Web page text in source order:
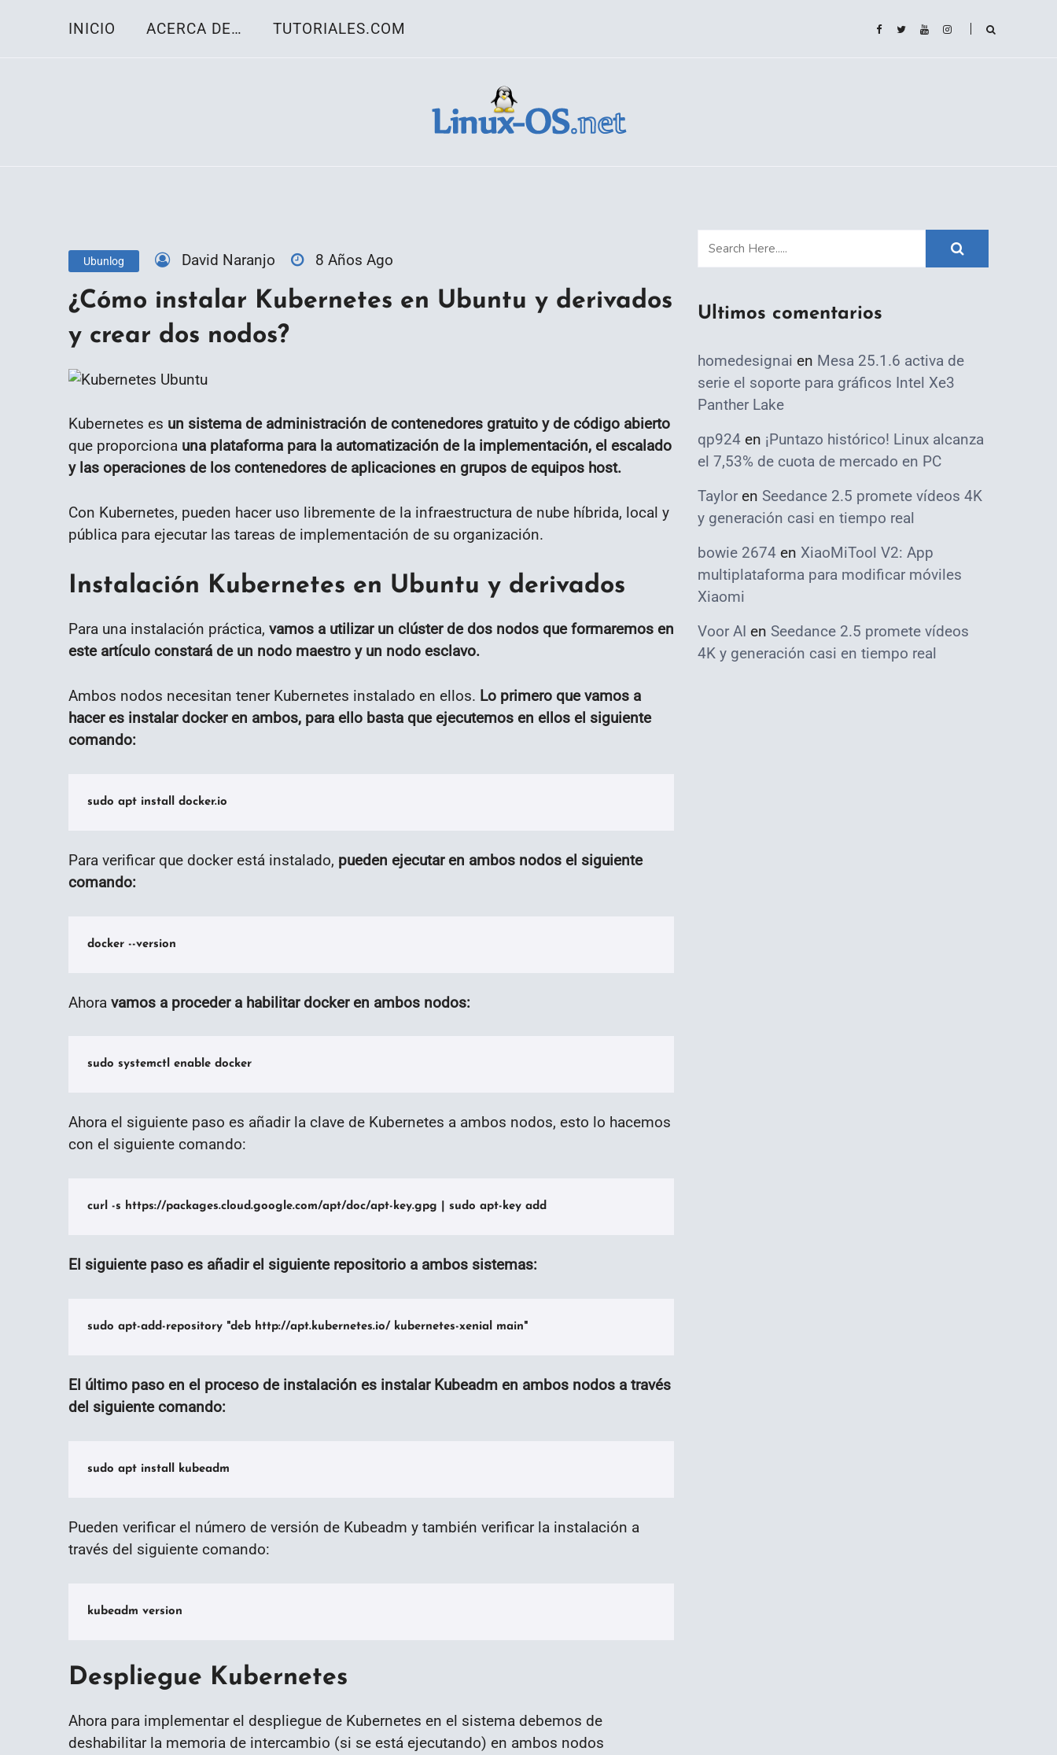
INICIO ACERCA DE… TUTORIALES.COM
Ubunlog David Naranjo 8 Años Ago
¿Cómo instalar Kubernetes en Ubuntu y derivados
y crear dos nodos?
Kubernetes es un sistema de administración de contenedores gratuito y de código abierto
que proporciona una plataforma para la automatización de la implementación, el escalado
y las operaciones de los contenedores de aplicaciones en grupos de equipos host.
Con Kubernetes, pueden hacer uso libremente de la infraestructura de nube híbrida, local y
pública para ejecutar las tareas de implementación de su organización.
Instalación Kubernetes en Ubuntu y derivados
Para una instalación práctica, vamos a utilizar un clúster de dos nodos que formaremos en
este artículo constará de un nodo maestro y un nodo esclavo.
Ambos nodos necesitan tener Kubernetes instalado en ellos. Lo primero que vamos a
hacer es instalar docker en ambos, para ello basta que ejecutemos en ellos el siguiente
comando:
sudo apt install docker.io
Para verificar que docker está instalado, pueden ejecutar en ambos nodos el siguiente
comando:
docker --version
Ahora vamos a proceder a habilitar docker en ambos nodos:
sudo systemctl enable docker
Ahora el siguiente paso es añadir la clave de Kubernetes a ambos nodos, esto lo hacemos
con el siguiente comando:
curl -s https://packages.cloud.google.com/apt/doc/apt-key.gpg | sudo apt-key add
El siguiente paso es añadir el siguiente repositorio a ambos sistemas:
sudo apt-add-repository "deb http://apt.kubernetes.io/ kubernetes-xenial main"
El último paso en el proceso de instalación es instalar Kubeadm en ambos nodos a través
del siguiente comando:
sudo apt install kubeadm
Pueden verificar el número de versión de Kubeadm y también verificar la instalación a
través del siguiente comando:
kubeadm version
Despliegue Kubernetes
Ahora para implementar el despliegue de Kubernetes en el sistema debemos de
deshabilitar la memoria de intercambio (si se está ejecutando) en ambos nodos
Ultimos comentarios
homedesignai en Mesa 25.1.6 activa de
serie el soporte para gráficos Intel Xe3
Panther Lake
qp924 en ¡Puntazo histórico! Linux alcanza
el 7,53% de cuota de mercado en PC
Taylor en Seedance 2.5 promete vídeos 4K
y generación casi en tiempo real
bowie 2674 en XiaoMiTool V2: App
multiplataforma para modificar móviles
Xiaomi
Voor AI en Seedance 2.5 promete vídeos
4K y generación casi en tiempo real